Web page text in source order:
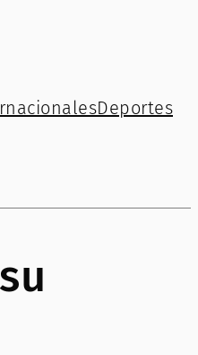
Deportes